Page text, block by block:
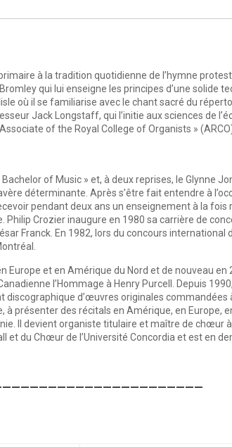
à la tradition quotidienne de l’hymne
qui lui enseigne les principes d’une solide
où il se familiarise avec le chant sacré du
Jack Longstaff, qui l’initie aux sciences de
of the Royal College of Organists »
of Music » et, à deux reprises, le Glynne
déterminante. Après s’être fait entendre à
pendant deux ans un enseignement à la fois
Crozier inaugure en 1980 sa carrière de
Franck. En 1982, lors du concours international
Europe et en Amérique du Nord et de nouveau en
l’Hommage à Henry Purcell. Depuis
d’œuvres originales commandées
présenter des récitals en Amérique, en Europe,
Il devient organiste titulaire et maître de chœur
et du Chœur de l’Université Concordia et est en